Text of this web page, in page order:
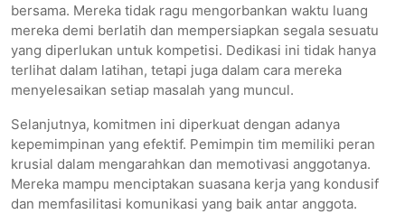
bersama. Mereka tidak ragu mengorbankan waktu luang
mereka demi berlatih dan mempersiapkan segala sesuatu
yang diperlukan untuk kompetisi. Dedikasi ini tidak hanya
terlihat dalam latihan, tetapi juga dalam cara mereka
menyelesaikan setiap masalah yang muncul.
Selanjutnya, komitmen ini diperkuat dengan adanya
kepemimpinan yang efektif. Pemimpin tim memiliki peran
krusial dalam mengarahkan dan memotivasi anggotanya.
Mereka mampu menciptakan suasana kerja yang kondusif
dan memfasilitasi komunikasi yang baik antar anggota.